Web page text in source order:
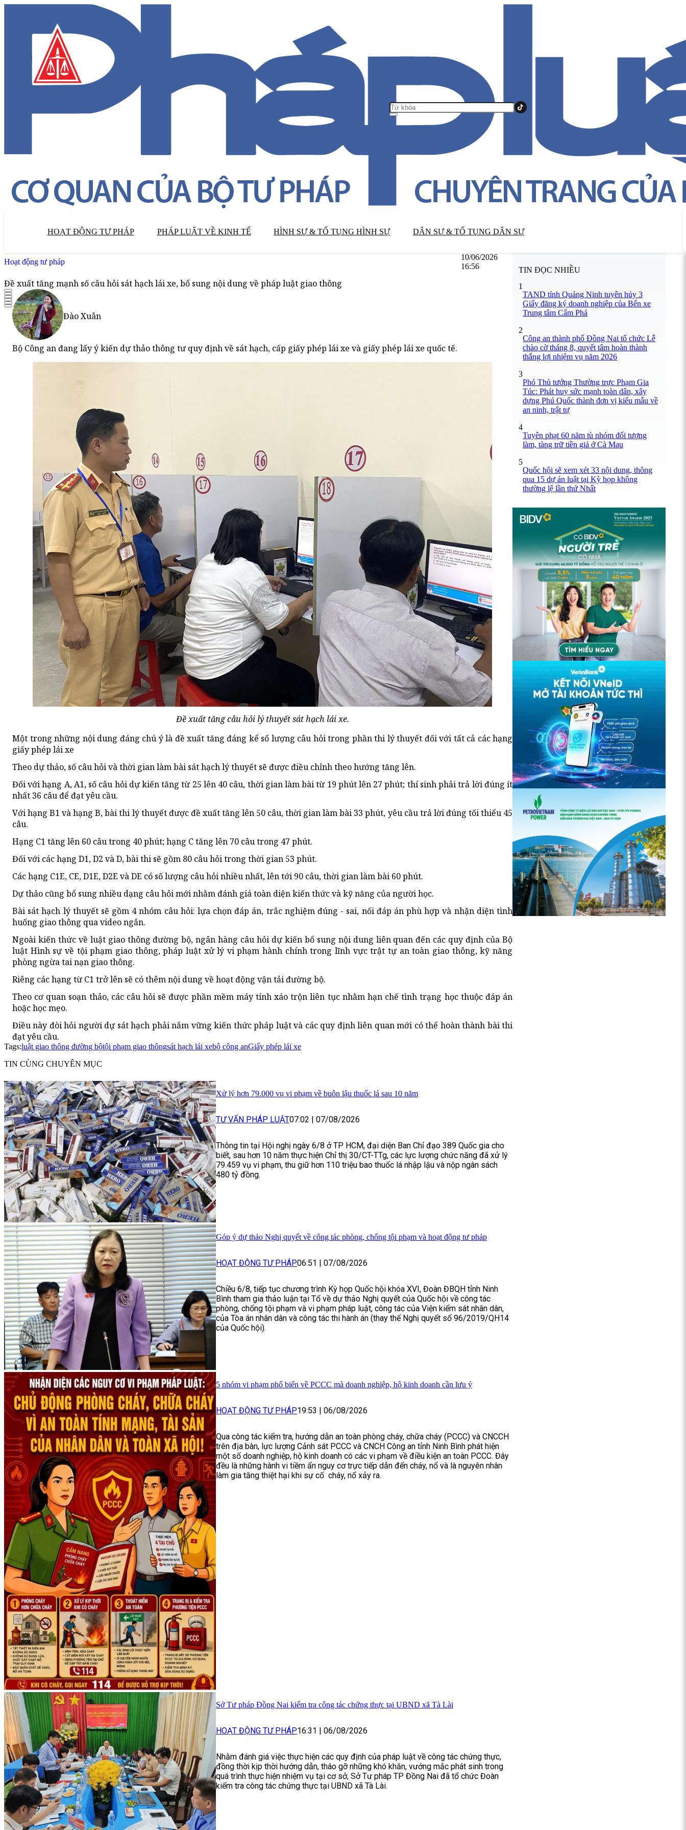
HOẠT ĐỘNG TƯ PHÁP PHÁP LUẬT VỀ KINH TẾ HÌNH SỰ & TỐ TỤNG HÌNH SỰ DÂN SỰ & TỐ TỤNG DÂN SỰ
Hoạt động tư pháp
10/06/2026
16:56
Đề xuất tăng mạnh số câu hỏi sát hạch lái xe, bổ sung nội dung về pháp luật giao thông
Đào Xuân
Bộ Công an đang lấy ý kiến dự thảo thông tư quy định về sát hạch, cấp giấy phép lái xe và giấy phép lái xe quốc tế.
Đề xuất tăng câu hỏi lý thuyết sát hạch lái xe.
Một trong những nội dung đáng chú ý là đề xuất tăng đáng kể số lượng câu hỏi trong phần thi lý thuyết đối với tất cả các hạng
giấy phép lái xe
Theo dự thảo, số câu hỏi và thời gian làm bài sát hạch lý thuyết sẽ được điều chỉnh theo hướng tăng lên.
Đối với hạng A, A1, số câu hỏi dự kiến tăng từ 25 lên 40 câu, thời gian làm bài từ 19 phút lên 27 phút; thí sinh phải trả lời đúng ít
nhất 36 câu để đạt yêu cầu.
Với hạng B1 và hạng B, bài thi lý thuyết được đề xuất tăng lên 50 câu, thời gian làm bài 33 phút, yêu cầu trả lời đúng tối thiểu 45
câu.
Hạng C1 tăng lên 60 câu trong 40 phút; hạng C tăng lên 70 câu trong 47 phút.
Đối với các hạng D1, D2 và D, bài thi sẽ gồm 80 câu hỏi trong thời gian 53 phút.
Các hạng C1E, CE, D1E, D2E và DE có số lượng câu hỏi nhiều nhất, lên tới 90 câu, thời gian làm bài 60 phút.
Dự thảo cũng bổ sung nhiều dạng câu hỏi mới nhằm đánh giá toàn diện kiến thức và kỹ năng của người học.
Bài sát hạch lý thuyết sẽ gồm 4 nhóm câu hỏi: lựa chọn đáp án, trắc nghiệm đúng - sai, nối đáp án phù hợp và nhận diện tình
huống giao thông qua video ngắn.
Ngoài kiến thức về luật giao thông đường bộ, ngân hàng câu hỏi dự kiến bổ sung nội dung liên quan đến các quy định của Bộ
luật Hình sự về tội phạm giao thông, pháp luật xử lý vi phạm hành chính trong lĩnh vực trật tự an toàn giao thông, kỹ năng
phòng ngừa tai nạn giao thông.
Riêng các hạng từ C1 trở lên sẽ có thêm nội dung về hoạt động vận tải đường bộ.
Theo cơ quan soạn thảo, các câu hỏi sẽ được phần mềm máy tính xáo trộn liên tục nhằm hạn chế tình trạng học thuộc đáp án
hoặc học mẹo.
Điều này đòi hỏi người dự sát hạch phải nắm vững kiến thức pháp luật và các quy định liên quan mới có thể hoàn thành bài thi
đạt yêu cầu.
Tags:luật giao thông đường bộtội phạm giao thôngsát hạch lái xebộ công anGiấy phép lái xe
TIN CÙNG CHUYÊN MỤC
Xử lý hơn 79.000 vụ vi phạm về buôn lậu thuốc lá sau 10 năm
TƯ VẤN PHÁP LUẬT07:02 07/08/2026
Thông tin tại Hội nghị ngày 6/8 ở TP HCM, đại diện Ban Chỉ đạo 389 Quốc gia cho
biết, sau hơn 10 năm thực hiện Chỉ thị 30/CT-TTg, các lực lượng chức năng đã xử lý
79.459 vụ vi phạm, thu giữ hơn 110 triệu bao thuốc lá nhập lậu và nộp ngân sách
480 tỷ đồng.
Góp ý dự thảo Nghị quyết về công tác phòng, chống tội phạm và hoạt động tư pháp
HOẠT ĐỘNG TƯ PHÁP06:51 | 07/08/2026
Chiều 6/8, tiếp tục chương trình Kỳ họp Quốc hội khóa XVI, Đoàn ĐBQH tỉnh Ninh
Bình tham gia thảo luận tại Tổ về dự thảo Nghị quyết của Quốc hội về công tác
phòng, chống tội phạm và vi phạm pháp luật, công tác của Viện kiểm sát nhân dân,
của Tòa án nhân dân và công tác thi hành án (thay thế Nghị quyết số 96/2019/QH14
của Quốc hội).
5 nhóm vi phạm phổ biến về PCCC mà doanh nghiệp, hộ kinh doanh cần lưu ý
HOẠT ĐỘNG TƯ PHÁP19:53 | 06/08/2026
Qua công tác kiểm tra, hướng dẫn an toàn phòng cháy, chữa cháy (PCCC) và CNCCH
trên địa bàn, lực lượng Cảnh sát PCCC và CNCH Công an tỉnh Ninh Bình phát hiện
một số doanh nghiệp, hộ kinh doanh có các vi phạm về điều kiện an toàn PCCC. Đây
đều là những hành vi tiềm ẩn nguy cơ trực tiếp dẫn đến cháy, nổ và là nguyên nhân
làm gia tăng thiệt hại khi sự cố cháy, nổ xảy ra.
Sở Tư pháp Đồng Nai kiểm tra công tác chứng thực tại UBND xã Tà Lài
HOẠT ĐỘNG TƯ PHÁP16:31 | 06/08/2026
Nhằm đánh giá việc thực hiện các quy định của pháp luật về công tác chứng thực,
đồng thời kịp thời hướng dẫn, tháo gỡ những khó khăn, vướng mắc phát sinh trong
quá trình thực hiện nhiệm vụ tại cơ sở, Sở Tư pháp TP Đồng Nai đã tổ chức Đoàn
kiểm tra công tác chứng thực tại UBND xã Tà Lài.
TIN ĐỌC NHIỀU
1
TAND tỉnh Quảng Ninh tuyên hủy 3
Giấy đăng ký doanh nghiệp của Bến xe
Trung tâm Cẩm Phả
2
Công an thành phố Đồng Nai tổ chức Lễ
chào cờ tháng 8, quyết tâm hoàn thành
thắng lợi nhiệm vụ năm 2026
3
Phó Thủ tướng Thường trực Phạm Gia
Túc: Phát huy sức mạnh toàn dân, xây
dựng Phú Quốc thành đơn vị kiểu mẫu về
an ninh, trật tự
4
Tuyên phạt 60 năm tù nhóm đối tượng
làm, tàng trữ tiền giả ở Cà Mau
5
Quốc hội sẽ xem xét 33 nội dung, thông
qua 15 dự án luật tại Kỳ họp không
thường lệ lần thứ Nhất